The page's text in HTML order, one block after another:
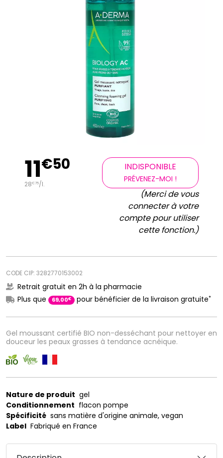
Gel moussant certifié BIO non-desséchant pour nettoyer en
douceur les peaux grasses à tendance acnéique.
11€50
28€75/l.
INDISPONIBLE
PRÉVENEZ-MOI !
(Merci de vous
connecter à votre
compte pour utiliser
cette fonction.)
CODE CIP: 3282770153002
Retrait gratuit en 2h à la pharmacie
Plus que
69,00€ pour bénéficier de la livraison gratuite*
Nature de produit gel
Conditionnement flacon pompe
Spécificité sans matière d'origine animale, vegan
Label Fabriqué en France